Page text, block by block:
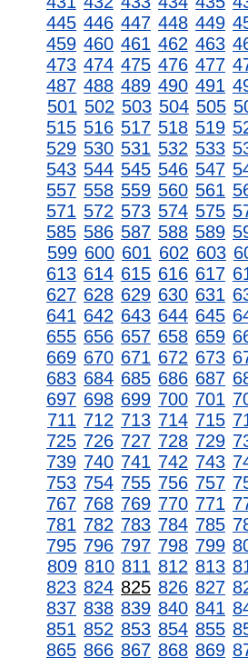
445 446 447 448 449
459 460 461 462 463
473 474 475 476 477
487 488 489 490 491
501 502 503 504 505
515 516 517 518 519
529 530 531 532 533
543 544 545 546 547
557 558 559 560 561
571 572 573 574 575
585 586 587 588 589
599 600 601 602 603
613 614 615 616 617
627 628 629 630 631
641 642 643 644 645
655 656 657 658 659
669 670 671 672 673
683 684 685 686 687
697 698 699 700 701
711 712 713 714 715
725 726 727 728 729
739 740 741 742 743
753 754 755 756 757
767 768 769 770 771
781 782 783 784 785
795 796 797 798 799
809 810 811 812 813
823 824 825 826 827
837 838 839 840 841
851 852 853 854 855
865 866 867 868 869